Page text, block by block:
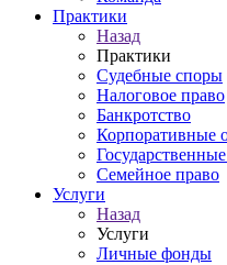
Практики
Назад
Практики
Судебные споры
Налоговое право
Банкротство
Корпоративные
Семейное право
Услуги
Назад
Услуги
Личные фонды